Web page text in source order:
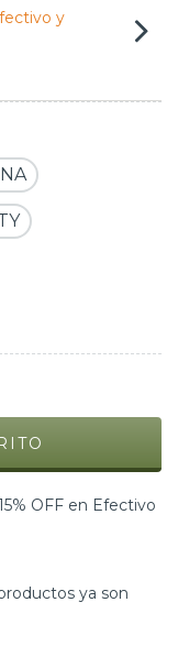
y
OFF en Efectivo
ya son